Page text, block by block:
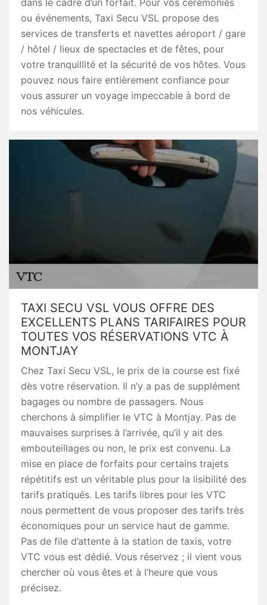
dans le cadre d’un forfait. Pour vos cérémonies
ou événements, Taxi Secu VSL propose des
services de transferts et navettes aéroport / gare
/ hôtel / lieux de spectacles et de fêtes, pour
votre tranquillité et la sécurité de vos hôtes. Vous
pouvez nous faire entièrement confiance pour
vous assurer un voyage impeccable à bord de
nos véhicules.
TAXI SECU VSL VOUS OFFRE DES
EXCELLENTS PLANS TARIFAIRES POUR
TOUTES VOS RÉSERVATIONS VTC À
MONTJAY
Chez Taxi Secu VSL, le prix de la course est fixé
dès votre réservation. Il n’y a pas de supplément
bagages ou nombre de passagers. Nous
cherchons à simplifier le VTC à Montjay. Pas de
mauvaises surprises à l’arrivée, qu’il y ait des
embouteillages ou non, le prix est convenu. La
mise en place de forfaits pour certains trajets
répétitifs est un véritable plus pour la lisibilité des
tarifs pratiqués. Les tarifs libres pour les VTC
nous permettent de vous proposer des tarifs très
économiques pour un service haut de gamme.
Pas de file d’attente à la station de taxis, votre
VTC vous est dédié. Vous réservez ; il vient vous
chercher où vous êtes et à l’heure que vous
précisez.